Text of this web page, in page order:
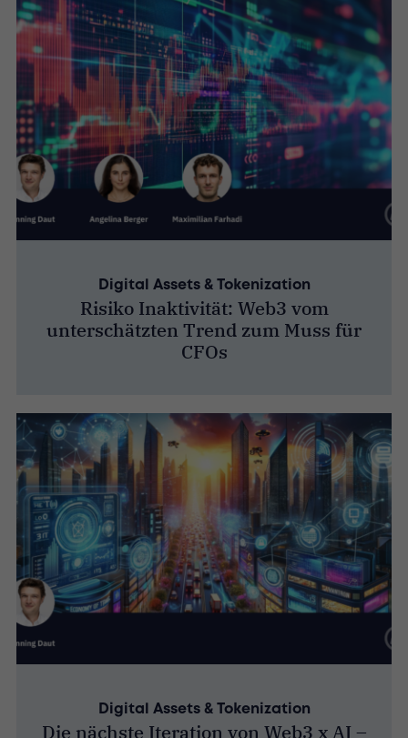
Digital Assets & Tokenization
Risiko Inaktivität: Web3 vom
unterschätzten Trend zum Muss für
CFOs
Digital Assets & Tokenization
Die nächste Iteration von Web3 x AI –